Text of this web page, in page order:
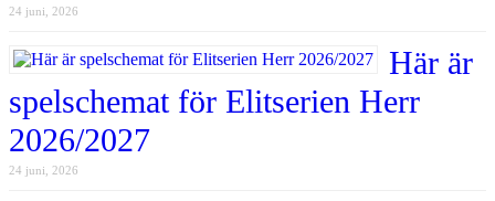
24 juni, 2026
Här är
spelschemat för Elitserien Herr
2026/2027
24 juni, 2026